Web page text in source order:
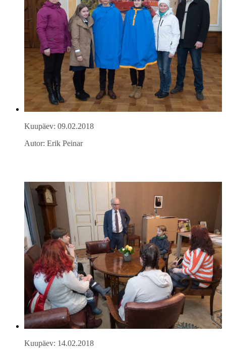
Kuupäev: 09.02.2018
Autor: Erik Peinar
Kuupäev: 14.02.2018